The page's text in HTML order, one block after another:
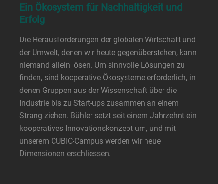
Ein Ökosystem für Nachhaltigkeit und
Erfolg
Die Herausforderungen der globalen Wirtschaft und
der Umwelt, denen wir heute gegenüberstehen, kann
niemand allein lösen. Um sinnvolle Lösungen zu
finden, sind kooperative Ökosysteme erforderlich, in
denen Gruppen aus der Wissenschaft über die
Industrie bis zu Start-ups zusammen an einem
Strang ziehen. Bühler setzt seit einem Jahrzehnt ein
kooperatives Innovationskonzept um, und mit
unserem CUBIC-Campus werden wir neue
Dimensionen erschliessen.